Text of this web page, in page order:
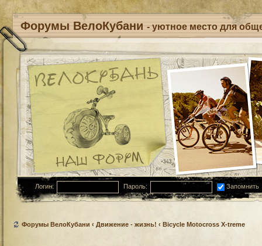
Форумы ВелоКубани - уютное место для
Логин: Пароль: Запомнить
Форумы ВелоКубани ‹ Движение - жизнь! ‹ Bicycle Motocross X-treme